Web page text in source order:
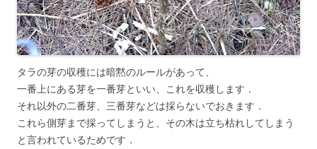
タラの芽の収穫には暗黙のルールがあって、
一番上にある芽を一番芽といい、これを収穫します．
それ以外の二番芽、三番芽などは採らないでおきます．
これら側芽まで採ってしまうと、その木は立ち枯れしてしまう
と言われているためです．